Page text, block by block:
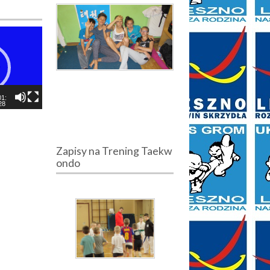
Zapisy na Trening Taekw
ondo